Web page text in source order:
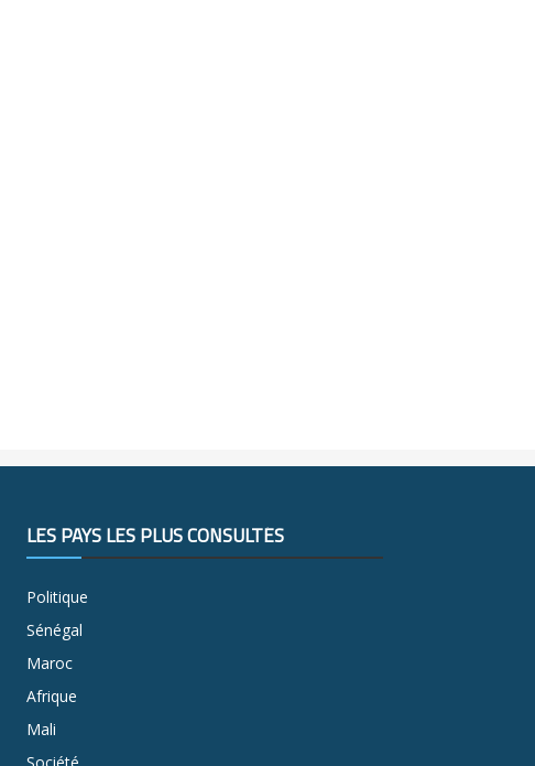
LES PAYS LES PLUS CONSULTÉS
Politique
Sénégal
Maroc
Afrique
Mali